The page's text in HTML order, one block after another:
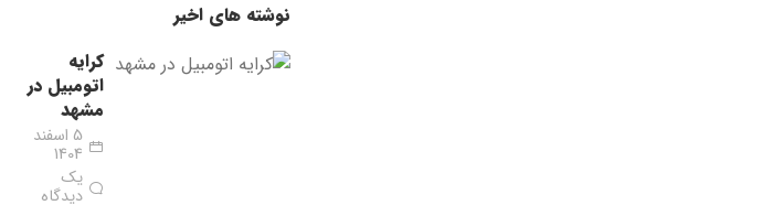
نوشته های اخیر
کرایه
اتومبیل در
مشهد
5 اسفند
1404
یک
دیدگاه